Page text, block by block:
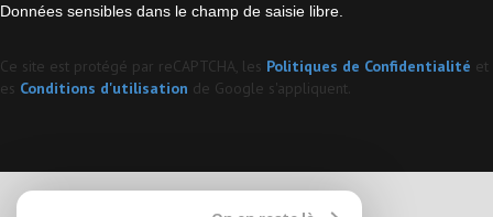
Données sensibles dans le champ de saisie libre.
Ce site est protégé par reCAPTCHA, les Politiques de Confidentialité et
es Conditions d'utilisation de Google s'appliquent.